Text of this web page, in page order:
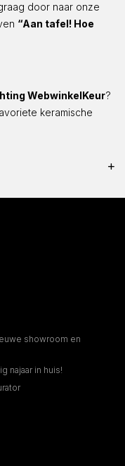
door naar onze
“Aan tafel! Hoe
WebwinkelKeur?
keramische
showroom en
najaar in huis!